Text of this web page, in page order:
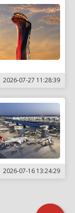
2026-07-27 11:28:39
2026-07-16 13:24:29